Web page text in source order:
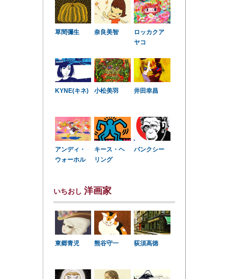
草間彌生 奈良美智
ロッカクア
ヤコ
KYNE(キネ) 小松美羽 井田幸昌
アンディ・
ウォーホル
キース・ヘ
リング
バンクシー
いちおし 洋画家
東郷青児 熊谷守一 荻須高徳